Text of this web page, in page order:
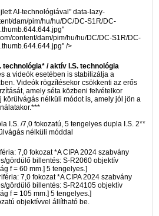
AI-technológiával" data-lazy-
dam/pim/hu/hu/DC/DC-S1R/DC-
content/dam/pim/hu/hu/DC/DC-S1R/DC-
/>
/ aktív I.S. technológia
a videók esetében is stabilizálja a
Videók rögzítésekor csökkenti az erős
amely séta közbeni felvételkor
körülvágás nélküli módot is, amely jól jön a
I.S. /7,0 fokozatú, 5 tengelyes dupla I.S. 2**
nélküli móddal
7,0 fokozat *A CIPA 2024 szabvány
gördülő billentés: S-R2060 objektív
f = 60 mm.] 5 tengelyes.]
7,0 fokozat *A CIPA 2024 szabvány
gördülő billentés: S-R24105 objektív
f = 105 mm.] 5 tengelyes.]
objektívvel állítható be.